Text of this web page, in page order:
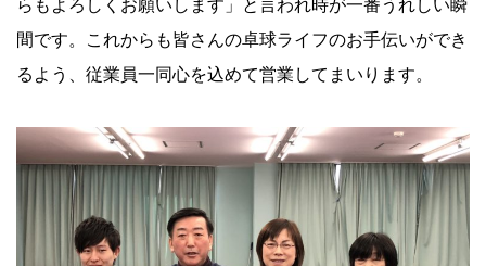
らもよろしくお願いします」と言われ時が一番うれしい瞬
間です。これからも皆さんの卓球ライフのお手伝いができ
るよう、従業員一同心を込めて営業してまいります。